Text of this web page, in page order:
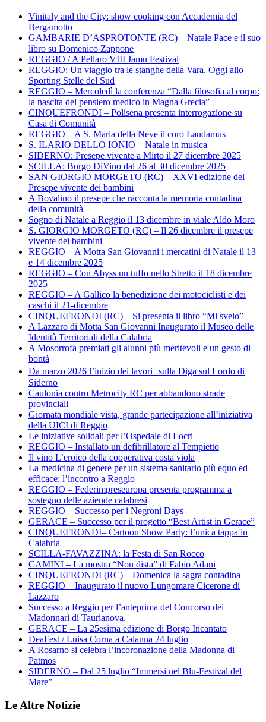
Vinitaly and the City: show cooking con Accademia del
Bergamotto
GAMBARIE D’ASPROTONTE (RC) – Natale Pace e il suo
libro su Domenico Zappone
REGGIO / A Pellaro VIII Jamu Festival
REGGIO: Un viaggio tra le stanghe della Vara. Oggi allo
Sporting Stelle del Sud
REGGIO – Mercoledì la conferenza “Dalla filosofia al corpo:
la nascita del pensiero medico in Magna Grecia”
CINQUEFRONDI – Polisena presenta interrogazione su
Casa di Comunità
REGGIO – A S. Maria della Neve il coro Laudamus
S. ILARIO DELLO IONIO – Natale in musica
SIDERNO: Presepe vivente a Mirto il 27 dicembre 2025
SCILLA: Borgo DiVino dal 26 al 30 dicembre 2025
SAN GIORGIO MORGETO (RC) – XXVI edizione del
Presepe vivente dei bambini
A Bovalino il presepe che racconta la memoria contadina
della comunità
Sogno di Natale a Reggio il 13 dicembre in viale Aldo Moro
S. GIORGIO MORGETO (RC) – Il 26 dicembre il presepe
vivente dei bambini
REGGIO – A Motta San Giovanni i mercatini di Natale il 13
e 14 dicembre 2025
REGGIO – Con Abyss un tuffo nello Stretto il 18 dicembre
2025
REGGIO – A Gallico la benedizione dei motociclisti e dei
caschi il 21-dicembre
CINQUEFRONDI (RC) – Si presenta il libro “Mi svelo”
A Lazzaro di Motta San Giovanni Inaugurato il Museo delle
Identità Territoriali della Calabria
A Mosorrofa premiati gli alunni più meritevoli e un gesto di
bontà
Da marzo 2026 l’inizio dei lavori sulla Diga sul Lordo di
Siderno
Caulonia contro Metrocity RC per abbandono strade
provinciali
Giornata mondiale vista, grande partecipazione all’iniziativa
della UICI di Reggio
Le iniziative solidali per l’Ospedale di Locri
REGGIO – Installato un defibrillatore al Tempietto
Il vino L’eroico della cooperativa costa viola
La medicina di genere per un sistema sanitario più equo ed
efficace: l’incontro a Reggio
REGGIO – Federimpreseuropa presenta programma a
sostegno delle aziende calabresi
REGGIO – Successo per i Negroni Days
GERACE – Successo per il progetto “Best Artist in Gerace”
CINQUEFRONDI– Cartoon Show Party: l’unica tappa in
Calabria
SCILLA-FAVAZZINA: la Festa di San Rocco
CAMINI – La mostra “Non dista” di Fabio Adani
CINQUEFRONDI (RC) – Domenica la sagra contadina
REGGIO – Inaugurato il nuovo Lungomare Cicerone di
Lazzaro
Successo a Reggio per l’anteprima del Concorso dei
Madonnari di Taurianova.
GERACE – La 25esima edizione di Borgo Incantato
DeaFest / Luisa Corna a Calanna 24 luglio
A Rosarno si celebra l’incoronazione della Madonna di
Patmos
SIDERNO – Dal 25 luglio “Immersi nel Blu-Festival del
Mare”
Le Altre Notizie